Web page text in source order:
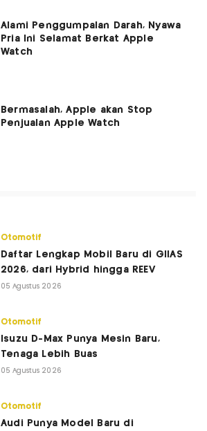
Alami Penggumpalan Darah, Nyawa
Pria Ini Selamat Berkat Apple
Watch
Bermasalah, Apple akan Stop
Penjualan Apple Watch
Otomotif
Daftar Lengkap Mobil Baru di GIIAS
2026, dari Hybrid hingga REEV
05 Agustus 2026
Otomotif
Isuzu D-Max Punya Mesin Baru,
Tenaga Lebih Buas
05 Agustus 2026
Otomotif
Audi Punya Model Baru di